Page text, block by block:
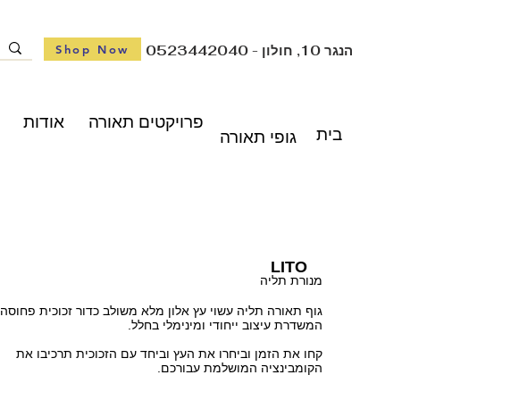
Shop Now 0523442040 - הנגר 10, חולון
אודות
פרויקטים תאורה
גופי תאורה
בית
LITO
מנורת תליה
גוף תאורה תליה עשוי עץ אלון מלא משולב כדור זכוכית פחוסה
המשדרת עיצוב ייחודי ומינימלי בחלל.
קחו את הזמן וביחרו את העץ וביחד עם הזכוכית תרכיבו את
הקומבינציה המושלמת עבורכם.